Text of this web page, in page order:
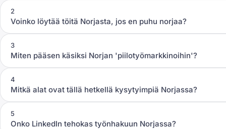
2
Voinko löytää töitä Norjasta, jos en puhu norjaa?
3
Miten pääsen käsiksi Norjan 'piilotyömarkkinoihin'?
4
Mitkä alat ovat tällä hetkellä kysytyimpiä Norjassa?
5
Onko LinkedIn tehokas työnhakuun Norjassa?